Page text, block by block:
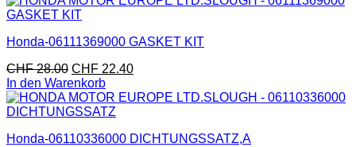
Honda-06111369000 GASKET KIT
CHF28.00 CHF 22.40
In den Warenkorb
Honda-06110336000 DICHTUNGSSATZ,A